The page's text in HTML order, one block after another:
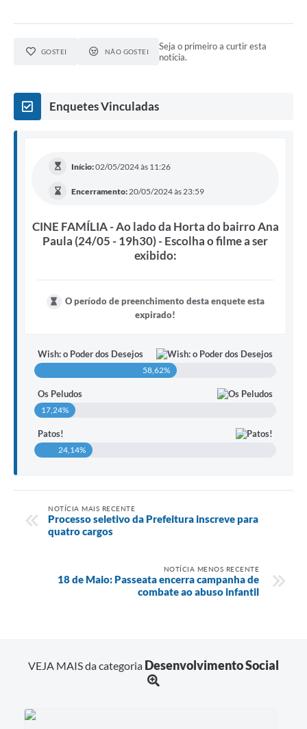
GOSTEI NÃO GOSTEI
Seja o primeiro a curtir esta
notícia.
Enquetes Vinculadas
Início:02/05/2024 às 11:26
Encerramento: 20/05/2024 às 23:59
CINE FAMÍLIA - Ao lado da Horta do bairro Ana
Paula (24/05 - 19h30) - Escolha o filme a ser
exibido:
O período de preenchimento desta enquete esta
expirado!
Wish: o Poder dos Desejos
58,62%
Os Peludos
17,24%
Patos!
24,14%
NOTÍCIA MAIS RECENTE
Processo seletivo da Prefeitura inscreve para
quatro cargos
NOTÍCIA MENOS RECENTE
18 de Maio: Passeata encerra campanha de
combate ao abuso infantil
VEJA MAIS da categoria Desenvolvimento Social